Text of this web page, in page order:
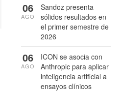
Sandoz presenta
sólidos resultados en
el primer semestre de
2026
06
AGO
ICON se asocia con
Anthropic para aplicar
inteligencia artificial a
ensayos clínicos
06
AGO